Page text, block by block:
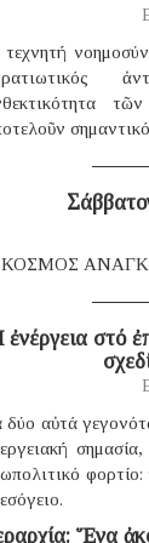
στό
δύο αὐτά
Ἕνα